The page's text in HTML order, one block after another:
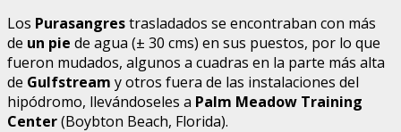
Los Purasangrestrasladados se encontraban con más
de un pie de agua (± 30 cms) en sus puestos, por lo que
fueron mudados, algunos a cuadras en la parte más alta
de Gulfstream y otros fuera de las instalaciones del
hipódromo, llevándoseles a Palm Meadow Training
Center(Boybton Beach, Florida).